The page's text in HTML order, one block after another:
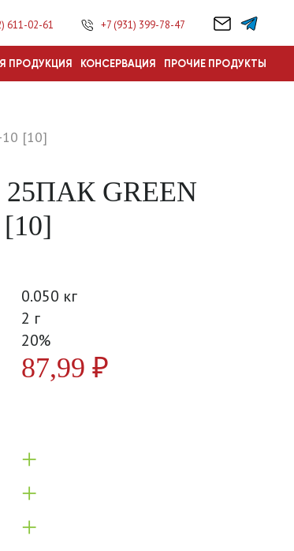
611-02-61 +7 (931) 399-78-47
ПРОДУКЦИЯ КОНСЕРВАЦИЯ ПРОЧИЕ ПРОДУКТЫ
10 [10]
GREEN
0.050 кг
2 г
20%
87,99 ₽
+
+
+